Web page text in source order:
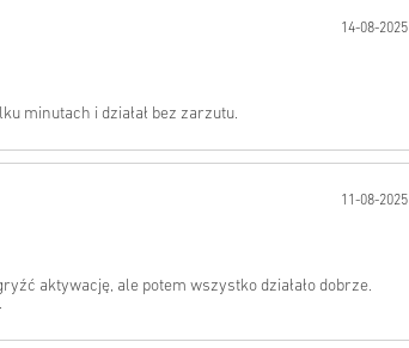
14-08-2025
minutach i działał bez zarzutu.
11-08-2025
aktywację, ale potem wszystko działało dobrze.